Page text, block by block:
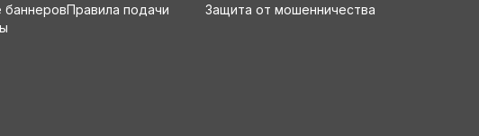
Правила подачи
Защита от мошенничества